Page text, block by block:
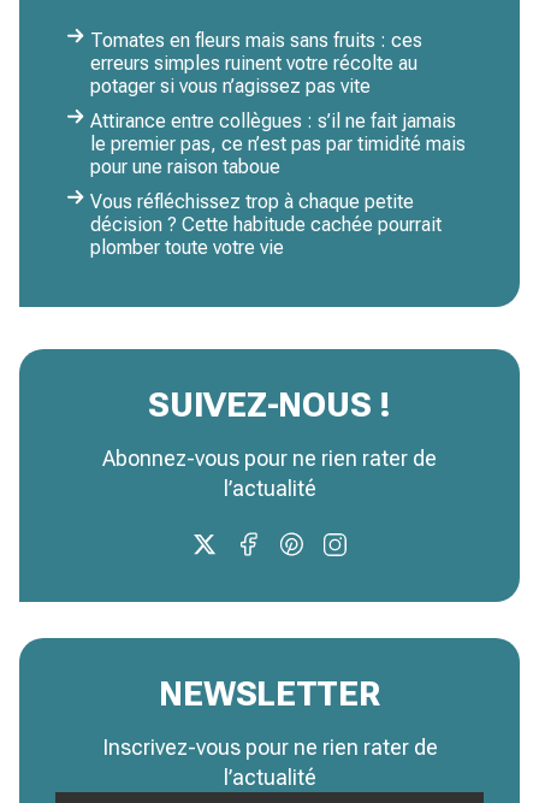
Tomates en fleurs mais sans fruits : ces
erreurs simples ruinent votre récolte au
potager si vous n’agissez pas vite
Attirance entre collègues : s’il ne fait jamais
le premier pas, ce n’est pas par timidité mais
pour une raison taboue
Vous réfléchissez trop à chaque petite
décision ? Cette habitude cachée pourrait
plomber toute votre vie
SUIVEZ-NOUS !
Abonnez-vous pour ne rien rater de
l’actualité
NEWSLETTER
Inscrivez-vous pour ne rien rater de
l’actualité